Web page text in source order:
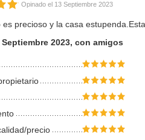
Opinado el 13 Septiembre 2023
es precioso y la casa
Septiembre 2023, con amigos
precio